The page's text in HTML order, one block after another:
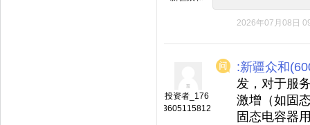
2026年07月08日
投资者_176
3605115812
:新疆众和
发，对于服
激增（如固
固态电容器